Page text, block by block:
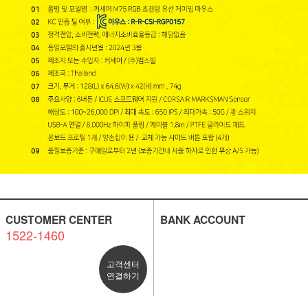
CUSTOMER CENTER
1522-1460
고객센터
연결하기
BANK ACCOUNT